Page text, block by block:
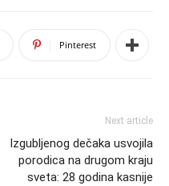
Pinterest
Next article
Izgubljenog dečaka usvojila
porodica na drugom kraju
sveta: 28 godina kasnije